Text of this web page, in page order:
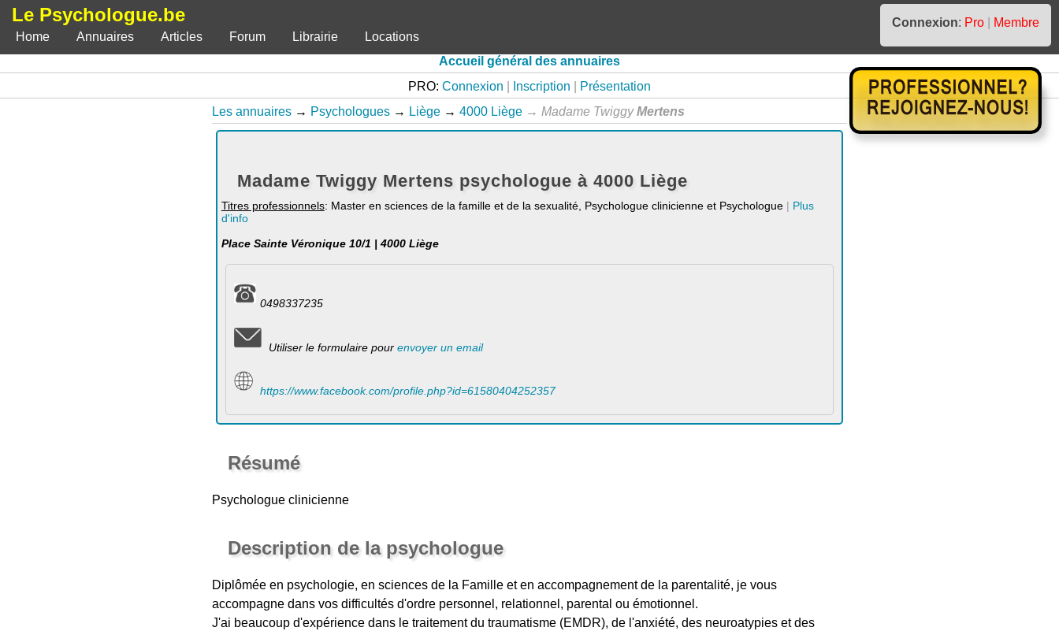
Le Psychologue.be Connexion: Pro
Membre
Home
Annuaires Articles Forum Librairie
Locations
Accueil général des annuaires
PRO: Connexion Inscription
Présentation
Les annuaires → Psychologues → Liège → 4000 Liège → Madame TwiggyMertens
Madame Twiggy Mertens psychologue à 4000 Liège
Titres professionnels: Master en sciences de la famille et de la sexualité, Psychologue clinicienne et Psychologue | Plus
d'info
Place Sainte Véronique 10/1 | 4000 Liège
0498337235
Utiliser le formulaire pourenvoyer un email
https://www.facebook.com/profile.php?id=61580404252357
Résumé
Psychologue clinicienne
Description de la psychologue
Diplômée en psychologie, en sciences de la Famille et en accompagnement de la parentalité, je vous
accompagne dans vos difficultés d'ordre personnel, relationnel, parental ou émotionnel.
J'ai beaucoup d'expérience dans le traitement du traumatisme (EMDR), de l'anxiété, des neuroatypies et des